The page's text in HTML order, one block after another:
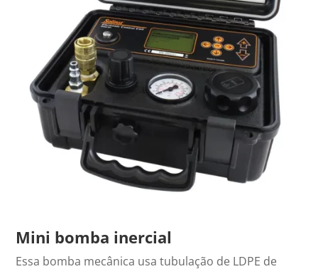
Mini bomba inercial
Essa bomba mecânica usa tubulação de LDPE de